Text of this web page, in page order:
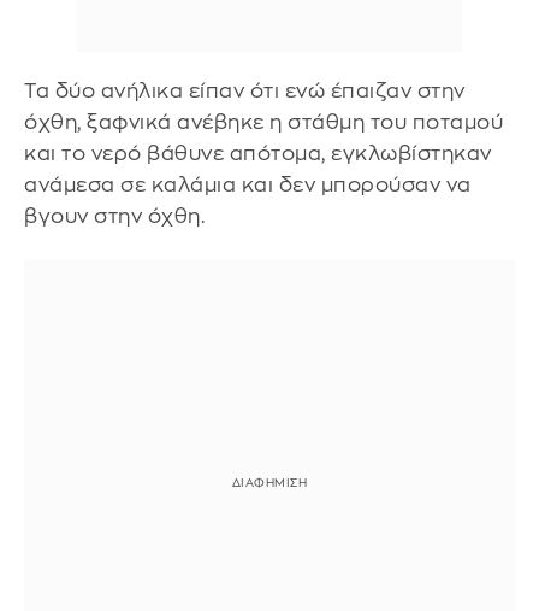
Τα δύο ανήλικα είπαν ότι ενώ έπαιζαν στην
όχθη, ξαφνικά ανέβηκε η στάθμη του ποταμού
και το νερό βάθυνε απότομα, εγκλωβίστηκαν
ανάμεσα σε καλάμια και δεν μπορούσαν να
βγουν στην όχθη.